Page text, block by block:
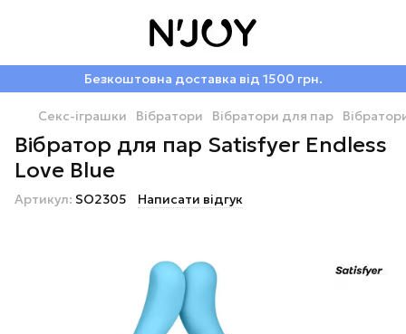
Безкоштовна доставка від 1500 грн.
Секс-іграшки Вібратори Вібратори для пар
Вібратор для пар Satisfyer Endless
Love Blue
Артикул: SO2305 Написати відгук